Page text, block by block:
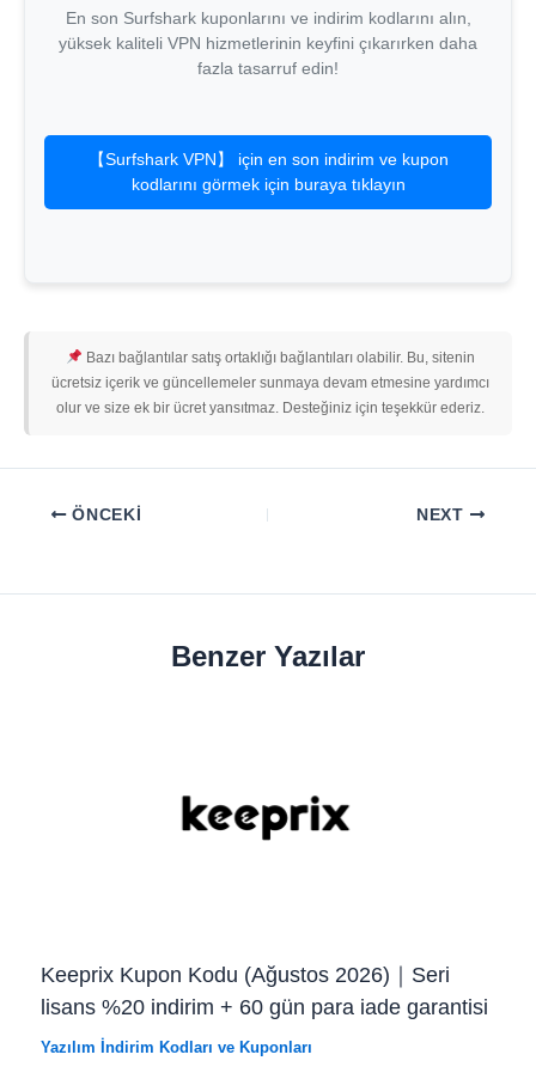
En son Surfshark kuponlarını ve indirim kodlarını alın,
yüksek kaliteli VPN hizmetlerinin keyfini çıkarırken daha
fazla tasarruf edin!
【Surfshark VPN】 için en son indirim ve kupon
kodlarını görmek için buraya tıklayın
Bazı bağlantılar satış ortaklığı bağlantıları olabilir. Bu, sitenin
ücretsiz içerik ve güncellemeler sunmaya devam etmesine yardımcı
olur ve size ek bir ücret yansıtmaz. Desteğiniz için teşekkür ederiz.
ÖNCEKI NEXT
Benzer Yazılar
Keeprix Kupon Kodu (Ağustos 2026)｜Seri
lisans %20 indirim + 60 gün para iade garantisi
Yazılım İndirim Kodları ve Kuponları